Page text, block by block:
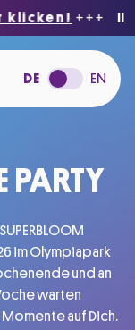
+++ ⏸
DE EN
PARTY
im Olympiapark
und an
warten
auf Dich.